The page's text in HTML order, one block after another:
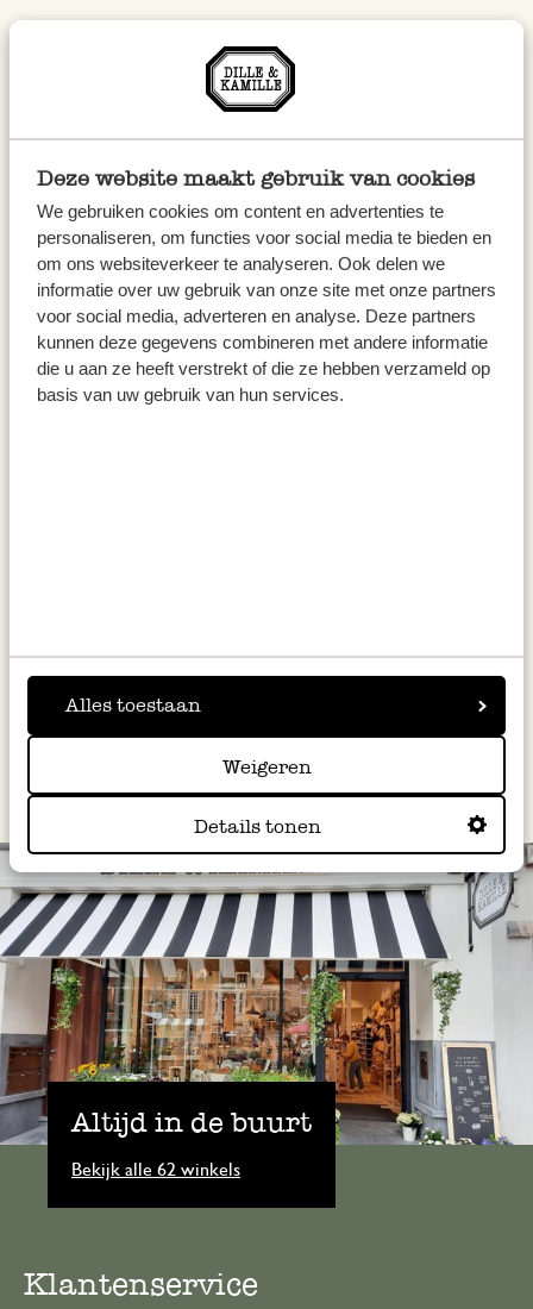
Deze website maakt gebruik van cookies
We gebruiken cookies om content en advertenties te
personaliseren, om functies voor social media te bieden en
om ons websiteverkeer te analyseren. Ook delen we
informatie over uw gebruik van onze site met onze partners
voor social media, adverteren en analyse. Deze partners
kunnen deze gegevens combineren met andere informatie
die u aan ze heeft verstrekt of die ze hebben verzameld op
basis van uw gebruik van hun services.
Alles toestaan
Weigeren
Details tonen
voldoende zacht is en leg het daarna op een
houten snijplank.
wat noedels, reepjes wortel en komkommer
en enkele reepjes steak.
Werk af met bosui en koriander. Bestrooi
met wat sesamzaadjes.
Vouw de lege randen van het vel naar binnen
en rol het rijstvel met de vulling op tot een
door Manon Van Aerschot van
Altijd in de buurt
Bekijk alle 62 winkels
Klantenservice